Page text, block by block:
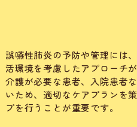
誤嚥性肺炎の予防や管理には
活環境を考慮したアプローチ
介護が必要な患者、入院患者
いため、適切なケアプランを
プを行うことが重要です。